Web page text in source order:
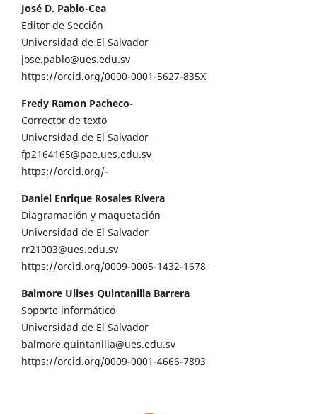
José D. Pablo-Cea
Editor de Sección
Universidad de El Salvador
jose.pablo@ues.edu.sv
https://orcid.org/0000-0001-5627-835X
Fredy Ramon Pacheco-
Corrector de texto
Universidad de El Salvador
fp2164165@pae.ues.edu.sv
https://orcid.org/-
Daniel Enrique Rosales Rivera
Diagramación y maquetación
Universidad de El Salvador
rr21003@ues.edu.sv
https://orcid.org/0009-0005-1432-1678
Balmore Ulises Quintanilla Barrera
Soporte informático
Universidad de El Salvador
balmore.quintanilla@ues.edu.sv
https://orcid.org/0009-0001-4666-7893